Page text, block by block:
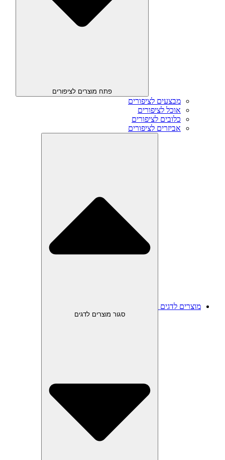
פתח מוצרים לציפורים
מבצעים לציפורים
אוכל לציפורים
כלובים לציפורים
אביזרים לציפורים
מוצרים לדגים
סגור מוצרים לדגים